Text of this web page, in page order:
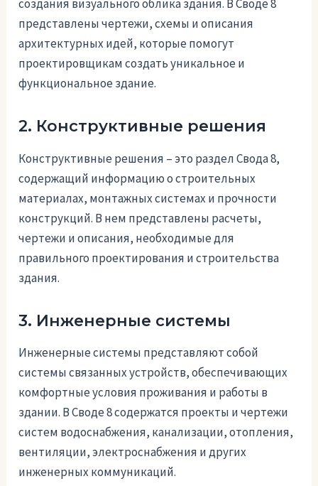
создания визуального облика здания. В Своде 8
представлены чертежи, схемы и описания
архитектурных идей, которые помогут
проектировщикам создать уникальное и
функциональное здание.
2. Конструктивные решения
Конструктивные решения – это раздел Свода 8,
содержащий информацию о строительных
материалах, монтажных системах и прочности
конструкций. В нем представлены расчеты,
чертежи и описания, необходимые для
правильного проектирования и строительства
здания.
3. Инженерные системы
Инженерные системы представляют собой
системы связанных устройств, обеспечивающих
комфортные условия проживания и работы в
здании. В Своде 8 содержатся проекты и чертежи
систем водоснабжения, канализации, отопления,
вентиляции, электроснабжения и других
инженерных коммуникаций.